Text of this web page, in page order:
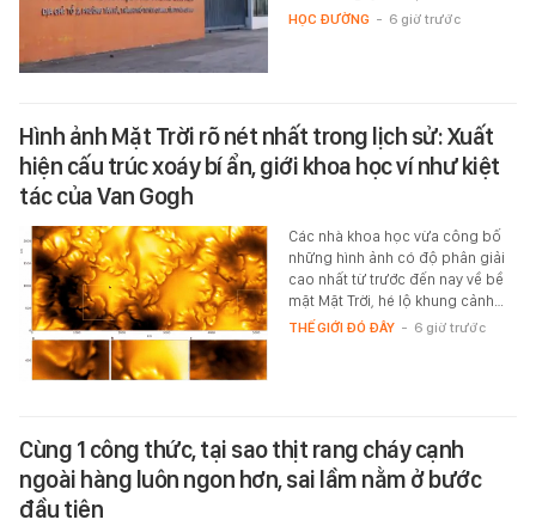
HỌC ĐƯỜNG - 6 giờ trước
Hình ảnh Mặt Trời rõ nét nhất trong lịch sử: Xuất
hiện cấu trúc xoáy bí ẩn, giới khoa học ví như kiệt
tác của Van Gogh
Các nhà khoa học vừa công bố
những hình ảnh có độ phân giải
cao nhất từ trước đến nay về bề
mặt Mặt Trời, hé lộ khung cảnh…
THẾ GIỚI ĐÓ ĐÂY - 6 giờ trước
Cùng 1 công thức, tại sao thịt rang cháy cạnh
ngoài hàng luôn ngon hơn, sai lầm nằm ở bước
đầu tiên